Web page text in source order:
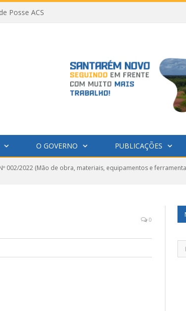
Posse ACS
O GOVERNO PUBLICAÇÕES
Nº 002/2022 (Mão de obra, materiais, equipamentos e
0